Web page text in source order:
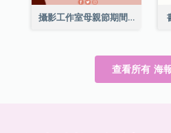
攝影工作室母親節期間限定優惠宣傳海報
查看所有 海